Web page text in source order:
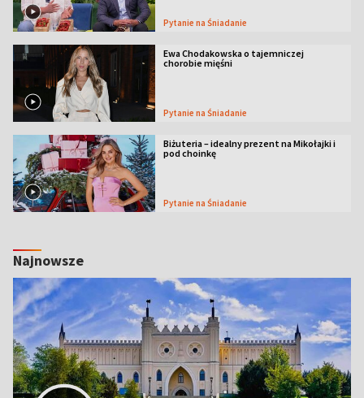
Pytanie na Śniadanie
Ewa Chodakowska o tajemniczej
chorobie mięśni
Pytanie na Śniadanie
Biżuteria – idealny prezent na Mikołajki i
pod choinkę
Pytanie na Śniadanie
Najnowsze